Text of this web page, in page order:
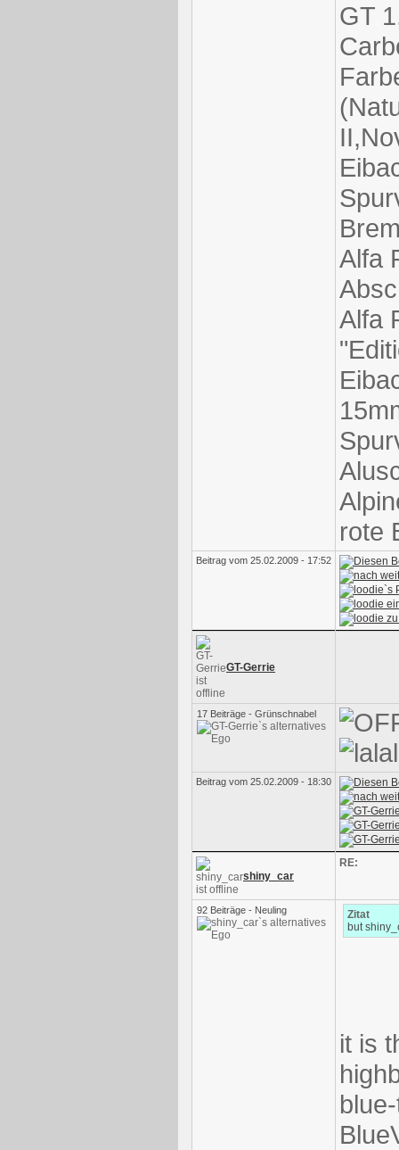
GT
Alfa
Alfa
rote
Beitrag vom 25.02.2009 - 17:52
GT-Gerrie
17 Beiträge - Grünschnabel
Beitrag vom 25.02.2009 - 18:30
shiny_car
RE:
92 Beiträge - Neuling
Zitat
but
it is